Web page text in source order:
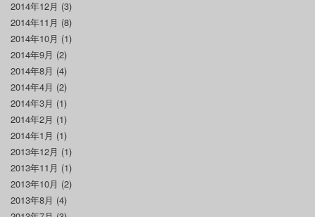
2014年12月 (3)
2014年11月 (8)
2014年10月 (1)
2014年9月 (2)
2014年8月 (4)
2014年4月 (2)
2014年3月 (1)
2014年2月 (1)
2014年1月 (1)
2013年12月 (1)
2013年11月 (1)
2013年10月 (2)
2013年8月 (4)